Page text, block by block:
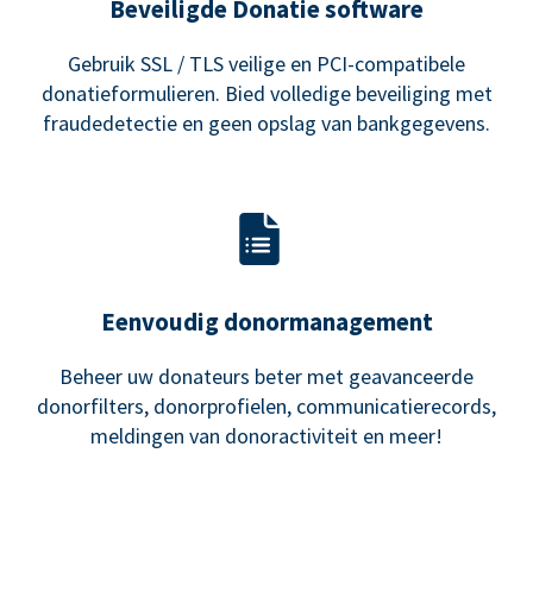
Beveiligde Donatie software
Gebruik SSL / TLS veilige en PCI-compatibele
donatieformulieren. Bied volledige beveiliging met
fraudedetectie en geen opslag van bankgegevens.
Eenvoudig donormanagement
Beheer uw donateurs beter met geavanceerde
donorfilters, donorprofielen, communicatierecords,
meldingen van donoractiviteit en meer!